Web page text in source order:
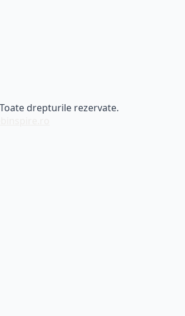
Toate drepturile rezervate.